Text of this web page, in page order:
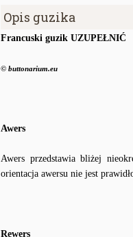
Opis guzika
Francuski guzik UZUPEŁNIĆ
© buttonarium.eu
Awers
Awers przedstawia bliżej
orientacja awersu nie jest
Rewers